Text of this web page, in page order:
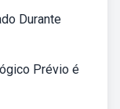
Durante
Prévio é